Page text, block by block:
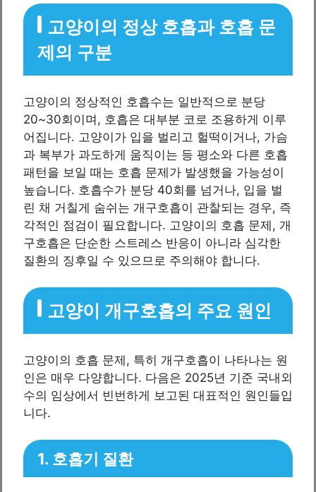
고양이의 정상 호흡과 호흡 문
제의 구분
고양이의 정상적인 호흡수는 일반적으로 분당
20~30회이며, 호흡은 대부분 코로 조용하게 이루
어집니다. 고양이가 입을 벌리고 헐떡이거나, 가슴
과 복부가 과도하게 움직이는 등 평소와 다른 호흡
패턴을 보일 때는 호흡 문제가 발생했을 가능성이
높습니다. 호흡수가 분당 40회를 넘거나, 입을 벌
린 채 거칠게 숨쉬는 개구호흡이 관찰되는 경우, 즉
각적인 점검이 필요합니다. 고양이의 호흡 문제, 개
구호흡은 단순한 스트레스 반응이 아니라 심각한
질환의 징후일 수 있으므로 주의해야 합니다.
고양이 개구호흡의 주요 원인
고양이의 호흡 문제, 특히 개구호흡이 나타나는 원
인은 매우 다양합니다. 다음은 2025년 기준 국내외
수의 임상에서 빈번하게 보고된 대표적인 원인들입
니다.
1. 호흡기 질환